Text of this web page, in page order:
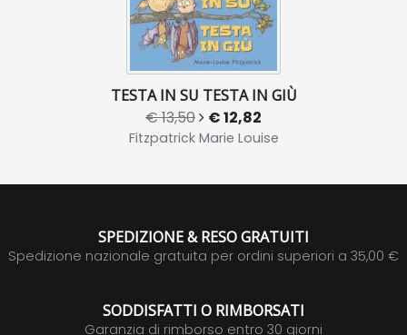
TESTA IN SU TESTA IN GIÙ
€ 13,50 € 12,82
Fitzpatrick Marie Louise
SPEDIZIONE & RESO GRATUITI
Spedizione nazionale gratuita per ordini superiori a 35,00 €
SODDISFATTI O RIMBORSATI
Garanzia di rimborso entro 30 giorni